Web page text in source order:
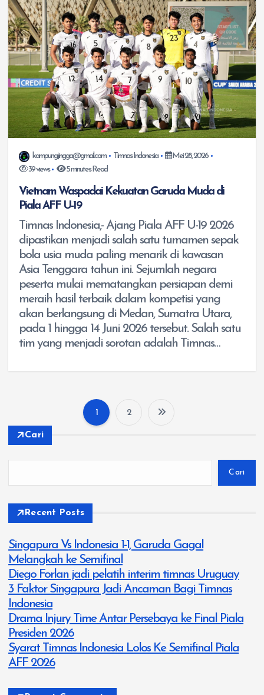
kampungjingga@gmail.com Timnas Indonesia
Mei 28, 2026
39 views
5 minutes Read
Vietnam Waspadai Kekuatan Garuda Muda di
Piala AFF U-19
Timnas Indonesia,- Ajang Piala AFF U-19 2026
dipastikan menjadi salah satu turnamen sepak
bola usia muda paling menarik di kawasan
Asia Tenggara tahun ini. Sejumlah negara
peserta mulai mematangkan persiapan demi
meraih hasil terbaik dalam kompetisi yang
akan berlangsung di Medan, Sumatra Utara,
pada 1 hingga 14 Juni 2026 tersebut. Salah satu
tim yang menjadi sorotan adalah Timnas…
a
g
n
a
s
i
p
1 2
Cari
Cari
Recent Posts
Singapura Vs Indonesia 1-1, Garuda Gagal
Melangkah ke Semifinal
Diego Forlan jadi pelatih interim timnas Uruguay
3 Faktor Singapura Jadi Ancaman Bagi Timnas
Indonesia
Drama Injury Time Antar Persebaya ke Final Piala
Presiden 2026
Syarat Timnas Indonesia Lolos Ke Semifinal Piala
AFF 2026